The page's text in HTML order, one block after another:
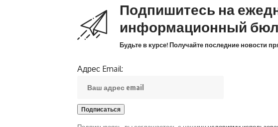
Подпишитесь на
информационный
Будьте в курсе! Получайте последние новости
Адрес Email: